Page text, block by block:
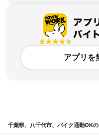
アプリを
千葉県、八千代市、バイク通勤OK